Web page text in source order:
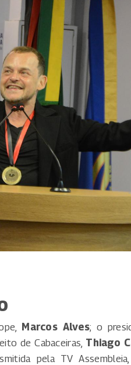
Marcos Alves; o
de Cabaceiras, Thiago
pela TV